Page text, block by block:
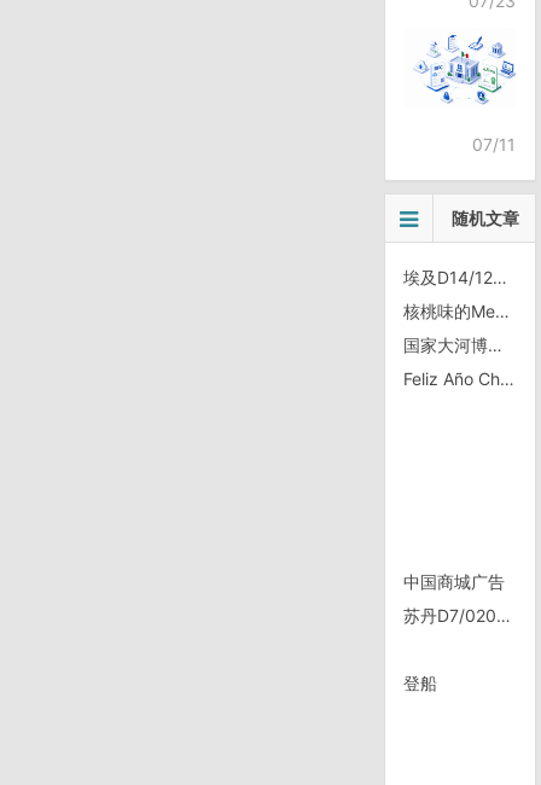
07/11
随机文章
埃及D14/1213，去往Sedr
核桃味的Mezcal
国家大河博物馆，密西西比河圣路易斯
Feliz Año Chino Nuevo
中国商城广告
苏丹D7/0209，去往Marawi
登船